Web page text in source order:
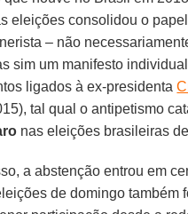
eleições consolidou o
– não
sim um manifesto
ligados à ex-presidenta
tal qual o antipetismo
nas eleições brasileiras
a abstenção entrou em
de domingo também